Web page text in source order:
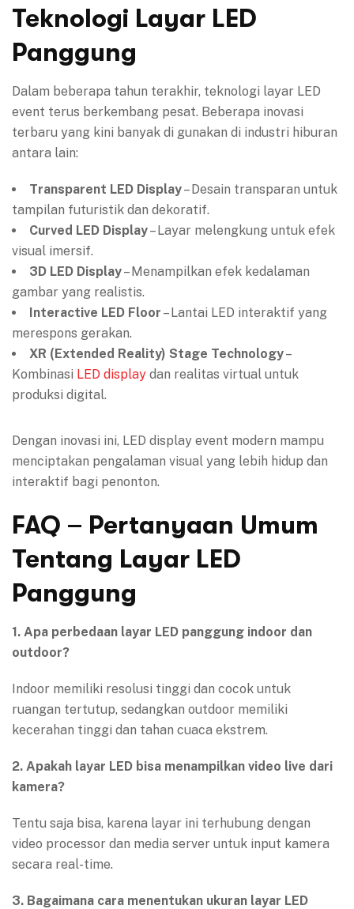
Teknologi Layar LED
Panggung
Dalam beberapa tahun terakhir, teknologi layar LED
event terus berkembang pesat. Beberapa inovasi
terbaru yang kini banyak di gunakan di industri hiburan
antara lain:
Transparent LED Display– Desain transparan untuk
tampilan futuristik dan dekoratif.
Curved LED Display– Layar melengkung untuk efek
visual imersif.
3D LED Display– Menampilkan efek kedalaman
gambar yang realistis.
Interactive LED Floor – Lantai LED interaktif yang
merespons gerakan.
XR (Extended Reality) Stage Technology–
Kombinasi LED display dan realitas virtual untuk
produksi digital.
Dengan inovasi ini, LED display event modern mampu
menciptakan pengalaman visual yang lebih hidup dan
interaktif bagi penonton.
FAQ – Pertanyaan Umum
Tentang Layar LED
Panggung
1. Apa perbedaan layar LED panggung indoor dan
outdoor?
Indoor memiliki resolusi tinggi dan cocok untuk
ruangan tertutup, sedangkan outdoor memiliki
kecerahan tinggi dan tahan cuaca ekstrem.
2. Apakah layar LED bisa menampilkan video live dari
kamera?
Tentu saja bisa, karena layar ini terhubung dengan
video processor dan media server untuk input kamera
secara real-time.
3. Bagaimana cara menentukan ukuran layar LED